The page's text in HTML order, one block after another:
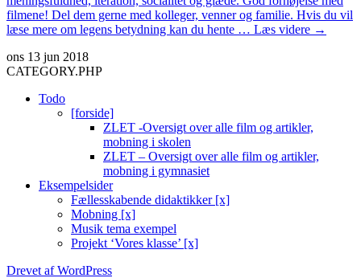
filmene! Del dem gerne med kolleger, venner og familie. Hvis du vil
læse mere om legens betydning kan du hente … Læs videre At
→
ons 13 jun 2018
CATEGORY.PHP
Todo
[forside]
ZLET -Oversigt over alle film og artikler,
mobning i skolen
ZLET – Oversigt over alle film og artikler,
mobning i gymnasiet
Eksempelsider
Fællesskabende didaktikker [x]
Mobning [x]
Musik tema exempel
Projekt ‘Vores klasse’ [x]
Drevet af WordPress